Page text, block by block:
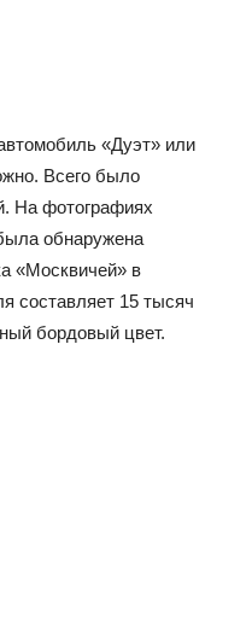
«Дуэт» или
Всего было
На фотографиях
обнаружена
«Москвичей» в
составляет 15 тысяч
бордовый цвет.